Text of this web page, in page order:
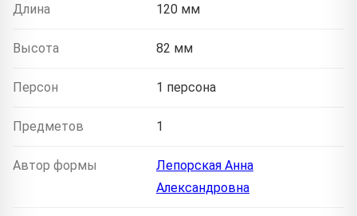
Длина 120 мм
Высота 82 мм
Персон 1 персона
Предметов 1
Автор формы
Лепорская Анна
Александровна